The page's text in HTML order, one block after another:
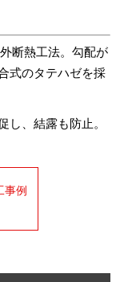
断熱工法。勾配が
式のタテハゼを採
し、結露も防止。
事例